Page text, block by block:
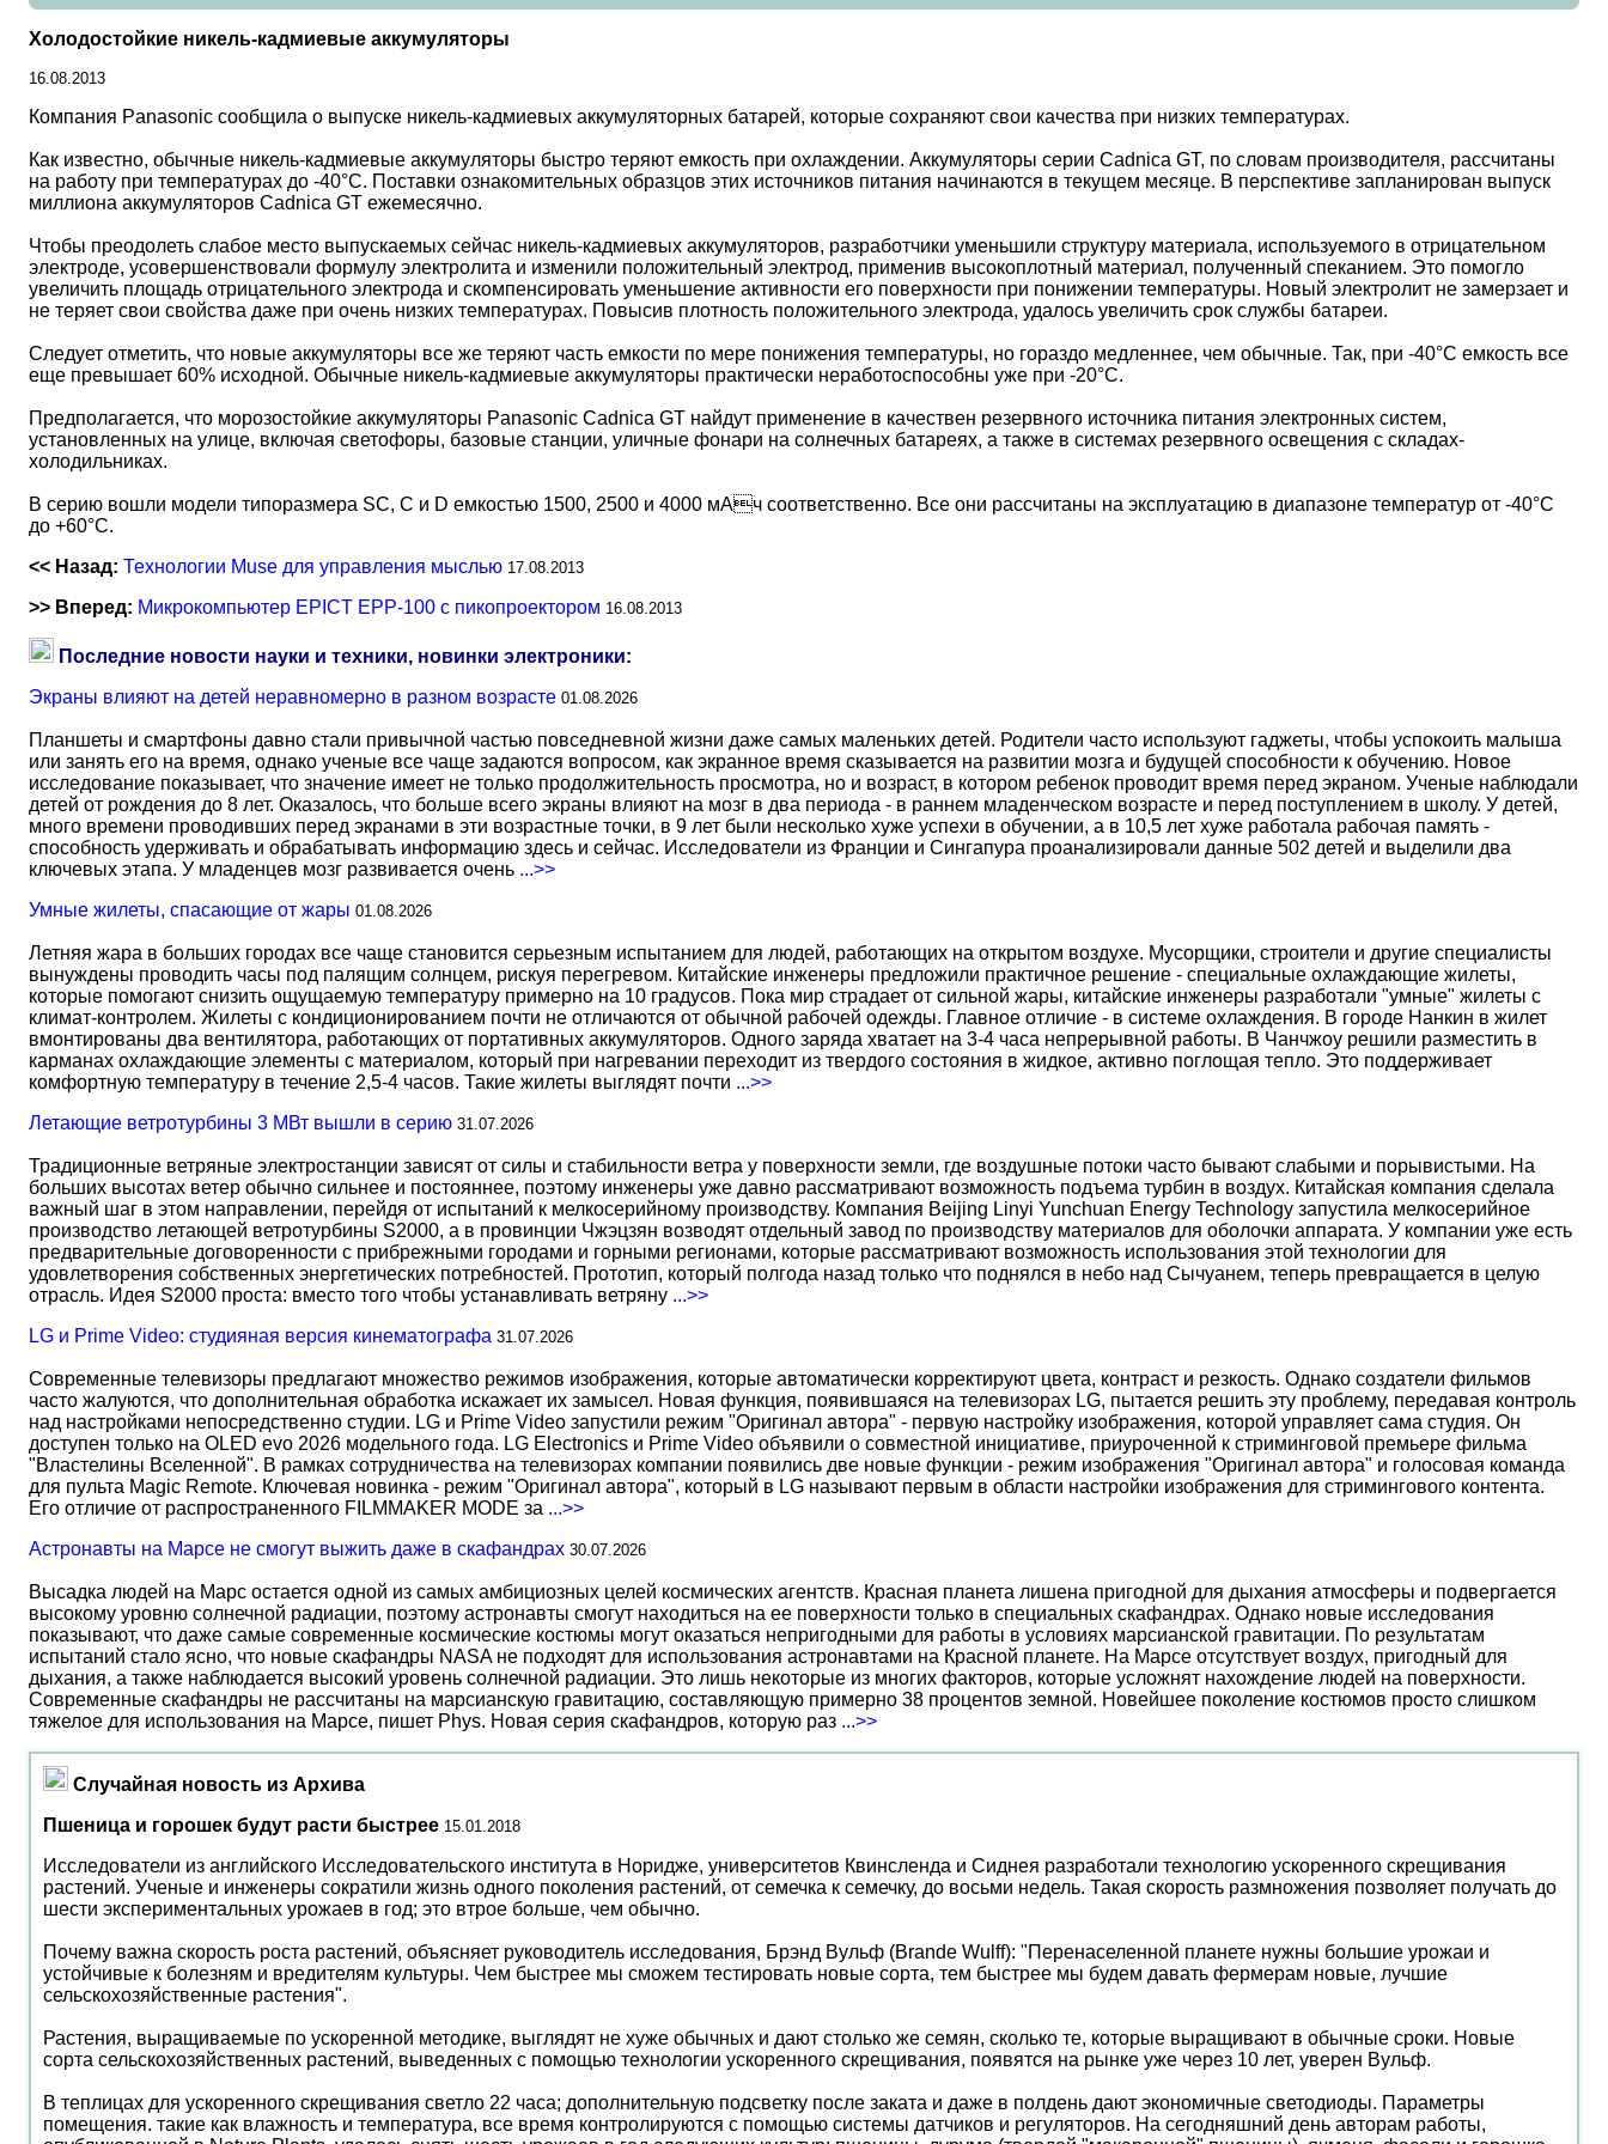
Холодостойкие никель-кадмиевые аккумуляторы
16.08.2013
Компания Panasonic сообщила о выпуске никель-кадмиевых аккумуляторных батарей, которые сохраняют свои качества при низких температурах.
Как известно, обычные никель-кадмиевые аккумуляторы быстро теряют емкость при охлаждении. Аккумуляторы серии Cadnica GT, по словам производителя, рассчитаны
на работу при температурах до -40°С. Поставки ознакомительных образцов этих источников питания начинаются в текущем месяце. В перспективе запланирован выпуск
миллиона аккумуляторов Cadnica GT ежемесячно.
Чтобы преодолеть слабое место выпускаемых сейчас никель-кадмиевых аккумуляторов, разработчики уменьшили структуру материала, используемого в отрицательном
электроде, усовершенствовали формулу электролита и изменили положительный электрод, применив высокоплотный материал, полученный спеканием. Это помогло
увеличить площадь отрицательного электрода и скомпенсировать уменьшение активности его поверхности при понижении температуры. Новый электролит не замерзает и
не теряет свои свойства даже при очень низких температурах. Повысив плотность положительного электрода, удалось увеличить срок службы батареи.
Следует отметить, что новые аккумуляторы все же теряют часть емкости по мере понижения температуры, но гораздо медленнее, чем обычные. Так, при -40°C емкость все
еще превышает 60% исходной. Обычные никель-кадмиевые аккумуляторы практически неработоспособны уже при -20°С.
Предполагается, что морозостойкие аккумуляторы Panasonic Cadnica GT найдут применение в качествен резервного источника питания электронных систем,
установленных на улице, включая светофоры, базовые станции, уличные фонари на солнечных батареях, а также в системах резервного освещения с складах-
холодильниках.
В серию вошли модели типоразмера SC, C и D емкостью 1500, 2500 и 4000 мАч соответственно. Все они рассчитаны на эксплуатацию в диапазоне температур от -40°С
до +60°C.
<< Назад: Технологии Muse для управления мыслью 17.08.2013
>> Вперед: Микрокомпьютер EPICT EPP-100 с пикопроектором 16.08.2013
Последние новости науки и техники, новинки электроники:
Экраны влияют на детей неравномерно в разном возрасте 01.08.2026
Планшеты и смартфоны давно стали привычной частью повседневной жизни даже самых маленьких детей. Родители часто используют гаджеты, чтобы успокоить малыша
или занять его на время, однако ученые все чаще задаются вопросом, как экранное время сказывается на развитии мозга и будущей способности к обучению. Новое
исследование показывает, что значение имеет не только продолжительность просмотра, но и возраст, в котором ребенок проводит время перед экраном. Ученые наблюдали
детей от рождения до 8 лет. Оказалось, что больше всего экраны влияют на мозг в два периода - в раннем младенческом возрасте и перед поступлением в школу. У детей,
много времени проводивших перед экранами в эти возрастные точки, в 9 лет были несколько хуже успехи в обучении, а в 10,5 лет хуже работала рабочая память -
способность удерживать и обрабатывать информацию здесь и сейчас. Исследователи из Франции и Сингапура проанализировали данные 502 детей и выделили два
ключевых этапа. У младенцев мозг развивается очень ...>>
Умные жилеты, спасающие от жары 01.08.2026
Летняя жара в больших городах все чаще становится серьезным испытанием для людей, работающих на открытом воздухе. Мусорщики, строители и другие специалисты
вынуждены проводить часы под палящим солнцем, рискуя перегревом. Китайские инженеры предложили практичное решение - специальные охлаждающие жилеты,
которые помогают снизить ощущаемую температуру примерно на 10 градусов. Пока мир страдает от сильной жары, китайские инженеры разработали "умные" жилеты с
климат-контролем. Жилеты с кондиционированием почти не отличаются от обычной рабочей одежды. Главное отличие - в системе охлаждения. В городе Нанкин в жилет
вмонтированы два вентилятора, работающих от портативных аккумуляторов. Одного заряда хватает на 3-4 часа непрерывной работы. В Чанчжоу решили разместить в
карманах охлаждающие элементы с материалом, который при нагревании переходит из твердого состояния в жидкое, активно поглощая тепло. Это поддерживает
комфортную температуру в течение 2,5-4 часов. Такие жилеты выглядят почти ...>>
Летающие ветротурбины 3 МВт вышли в серию 31.07.2026
Традиционные ветряные электростанции зависят от силы и стабильности ветра у поверхности земли, где воздушные потоки часто бывают слабыми и порывистыми. На
больших высотах ветер обычно сильнее и постояннее, поэтому инженеры уже давно рассматривают возможность подъема турбин в воздух. Китайская компания сделала
важный шаг в этом направлении, перейдя от испытаний к мелкосерийному производству. Компания Beijing Linyi Yunchuan Energy Technology запустила мелкосерийное
производство летающей ветротурбины S2000, а в провинции Чжэцзян возводят отдельный завод по производству материалов для оболочки аппарата. У компании уже есть
предварительные договоренности с прибрежными городами и горными регионами, которые рассматривают возможность использования этой технологии для
удовлетворения собственных энергетических потребностей. Прототип, который полгода назад только что поднялся в небо над Сычуанем, теперь превращается в целую
отрасль. Идея S2000 проста: вместо того чтобы устанавливать ветряну ...>>
LG и Prime Video: студияная версия кинематографа 31.07.2026
Современные телевизоры предлагают множество режимов изображения, которые автоматически корректируют цвета, контраст и резкость. Однако создатели фильмов
часто жалуются, что дополнительная обработка искажает их замысел. Новая функция, появившаяся на телевизорах LG, пытается решить эту проблему, передавая контроль
над настройками непосредственно студии. LG и Prime Video запустили режим "Оригинал автора" - первую настройку изображения, которой управляет сама студия. Он
доступен только на OLED evo 2026 модельного года. LG Electronics и Prime Video объявили о совместной инициативе, приуроченной к стриминговой премьере фильма
"Властелины Вселенной". В рамках сотрудничества на телевизорах компании появились две новые функции - режим изображения "Оригинал автора" и голосовая команда
для пульта Magic Remote. Ключевая новинка - режим "Оригинал автора", который в LG называют первым в области настройки изображения для стримингового контента.
Его отличие от распространенного FILMMAKER MODE за ...>>
Астронавты на Марсе не смогут выжить даже в скафандрах 30.07.2026
Высадка людей на Марс остается одной из самых амбициозных целей космических агентств. Красная планета лишена пригодной для дыхания атмосферы и подвергается
высокому уровню солнечной радиации, поэтому астронавты смогут находиться на ее поверхности только в специальных скафандрах. Однако новые исследования
показывают, что даже самые современные космические костюмы могут оказаться непригодными для работы в условиях марсианской гравитации. По результатам
испытаний стало ясно, что новые скафандры NASA не подходят для использования астронавтами на Красной планете. На Марсе отсутствует воздух, пригодный для
дыхания, а также наблюдается высокий уровень солнечной радиации. Это лишь некоторые из многих факторов, которые усложнят нахождение людей на поверхности.
Современные скафандры не рассчитаны на марсианскую гравитацию, составляющую примерно 38 процентов земной. Новейшее поколение костюмов просто слишком
тяжелое для использования на Марсе, пишет Phys. Новая серия скафандров, которую раз ...>>
Случайная новость из Архива
Пшеница и горошек будут расти быстрее 15.01.2018
Исследователи из английского Исследовательского института в Норидже, университетов Квинсленда и Сиднея разработали технологию ускоренного скрещивания
растений. Ученые и инженеры сократили жизнь одного поколения растений, от семечка к семечку, до восьми недель. Такая скорость размножения позволяет получать до
шести экспериментальных урожаев в год; это втрое больше, чем обычно.
Почему важна скорость роста растений, объясняет руководитель исследования, Брэнд Вульф (Brande Wulff): "Перенаселенной планете нужны большие урожаи и
устойчивые к болезням и вредителям культуры. Чем быстрее мы сможем тестировать новые сорта, тем быстрее мы будем давать фермерам новые, лучшие
сельскохозяйственные растения".
Растения, выращиваемые по ускоренной методике, выглядят не хуже обычных и дают столько же семян, сколько те, которые выращивают в обычные сроки. Новые
сорта сельскохозяйственных растений, выведенных с помощью технологии ускоренного скрещивания, появятся на рынке уже через 10 лет, уверен Вульф.
В теплицах для ускоренного скрещивания светло 22 часа; дополнительную подсветку после заката и даже в полдень дают экономичные светодиоды. Параметры
помещения. такие как влажность и температура, все время контролируются с помощью системы датчиков и регуляторов. На сегодняшний день авторам работы,